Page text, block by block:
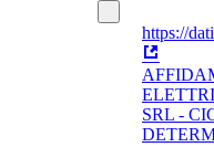
https://
SRL -